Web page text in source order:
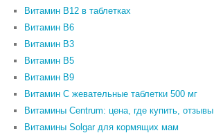
Витамин B12 в таблетках
Витамин B6
Витамин В3
Витамин В5
Витамин В9
Витамин С жевательные таблетки 500 мг
Витамины Centrum: цена, где купить, отзывы
Витамины Solgar для кормящих мам